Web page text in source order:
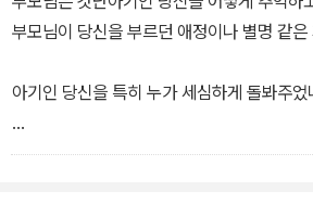
부모님이 당신을 부르던 애정이나 별명 같
아기인 당신을 특히 누가 세심하게 돌봐주었
재미있는 옷을 입고 찍은 아기 때 사진을 갖